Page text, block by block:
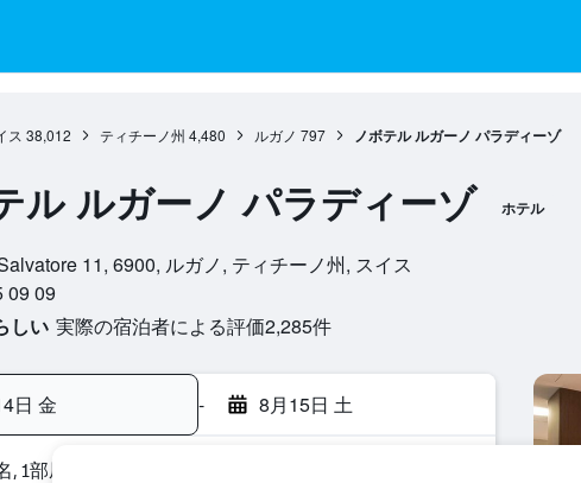
ス 38,012 ティチーノ州 4,480 ルガノ 797 ノボテル ルガーノ パラディーゾ
ル ルガーノ パラディーゾ ホテル
11, 6900, ルガノ, ティチーノ州, スイス
09 09
しい 実際の宿泊者による評価2,285​件
日 金 - 8月15日 土
1​部屋